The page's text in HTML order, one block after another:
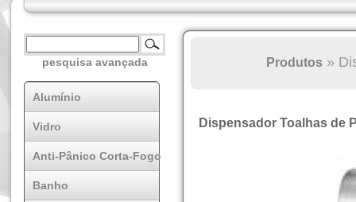
pesquisa avançada
Alumínio
Vidro
Anti-Pânico Corta-Fogo
Banho
Produtos »
Dispensador Toalhas de